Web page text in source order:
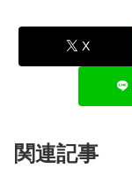
X
関連記事